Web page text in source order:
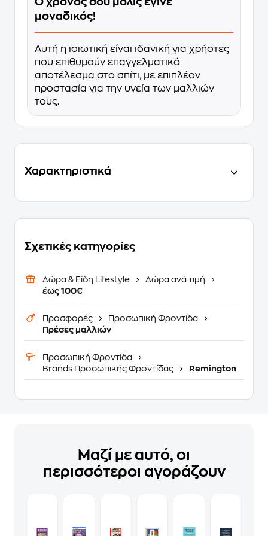
μοναδικός!
Αυτή η ισιωτική είναι ιδανική για χρήστες
που επιθυμούν επαγγελματικό
αποτέλεσμα στο σπίτι, με επιπλέον
προστασία για την υγεία των μαλλιών
τους.
Χαρακτηριστικά
Σχετικές κατηγορίες
Δώρα & Είδη Lifestyle
Δώρα ανά τιμή
έως 100€
Προσφορές
Προσωπική Φροντίδα
Πρέσες μαλλιών
Προσωπική Φροντίδα
Brands Προσωπικής Φροντίδας
Remington
Μαζί με αυτό, οι
περισσότεροι αγοράζουν